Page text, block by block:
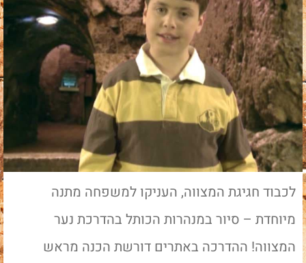
לכבוד חגיגת המצווה, העניקו למשפחה מתנה
מיוחדת – סיור במנהרות הכותל בהדרכת נער
המצווה! ההדרכה באתרים דורשת הכנה מראש